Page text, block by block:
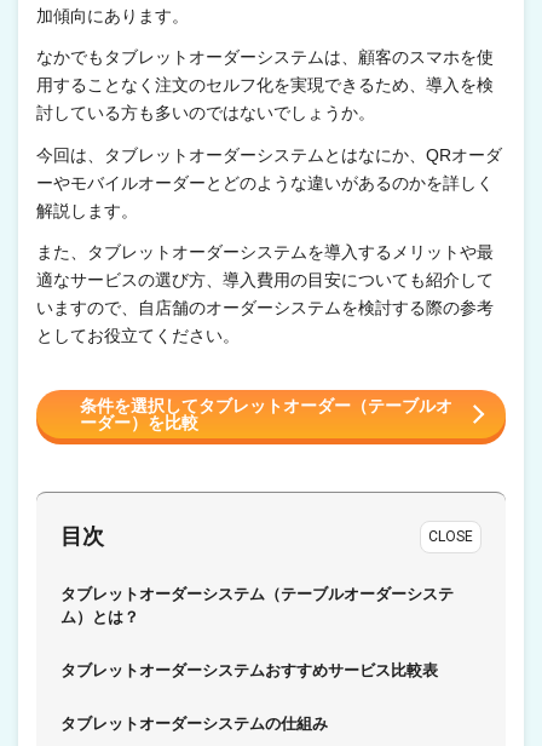
加傾向にあります。
なかでもタブレットオーダーシステムは、顧客のスマホを使
用することなく注文のセルフ化を実現できるため、導入を検
討している方も多いのではないでしょうか。
今回は、タブレットオーダーシステムとはなにか、QRオーダ
ーやモバイルオーダーとどのような違いがあるのかを詳しく
解説します。
また、タブレットオーダーシステムを導入するメリットや最
適なサービスの選び方、導入費用の目安についても紹介して
いますので、自店舗のオーダーシステムを検討する際の参考
としてお役立てください。
条件を選択してタブレットオーダー（テーブルオ
ーダー）を比較
目次 CLOSE
タブレットオーダーシステム（テーブルオーダーシステ
ム）とは？
タブレットオーダーシステムおすすめサービス比較表
タブレットオーダーシステムの仕組み